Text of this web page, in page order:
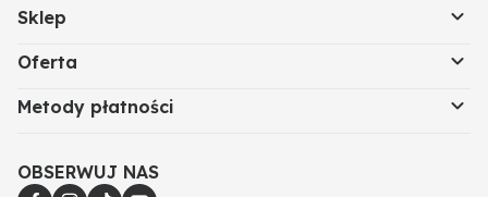
Sklep
Oferta
Metody płatności
OBSERWUJ NAS